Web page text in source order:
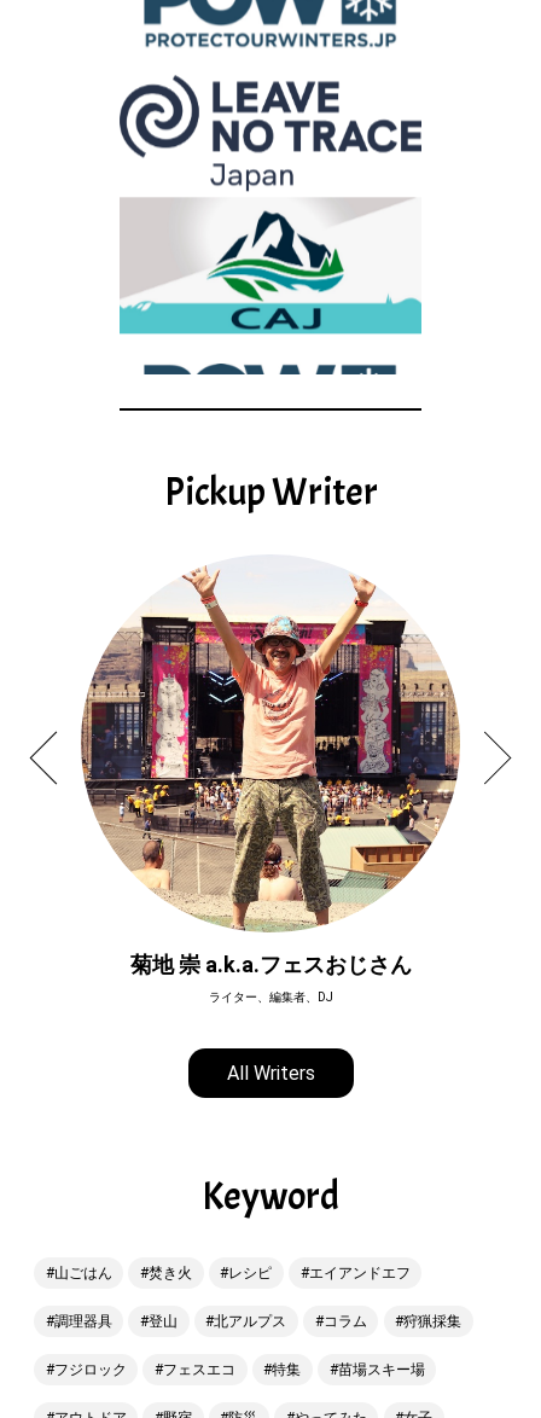
Pickup Writer
菊地 崇 a.k.a.フェスおじさん
ライター、編集者、DJ
All Writers
Keyword
山ごはん 焚き火 レシピ エイアンドエフ
調理器具 登山 北アルプス コラム 狩猟採集
フジロック フェスエコ 特集 苗場スキー場